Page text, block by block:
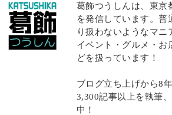
葛飾つうしんは、東京
を発信しています。普
り扱わないようなマニ
イベント・グルメ・お
どを扱っています！
ブログ立ち上げから8
3,300記事以上を執筆
中！